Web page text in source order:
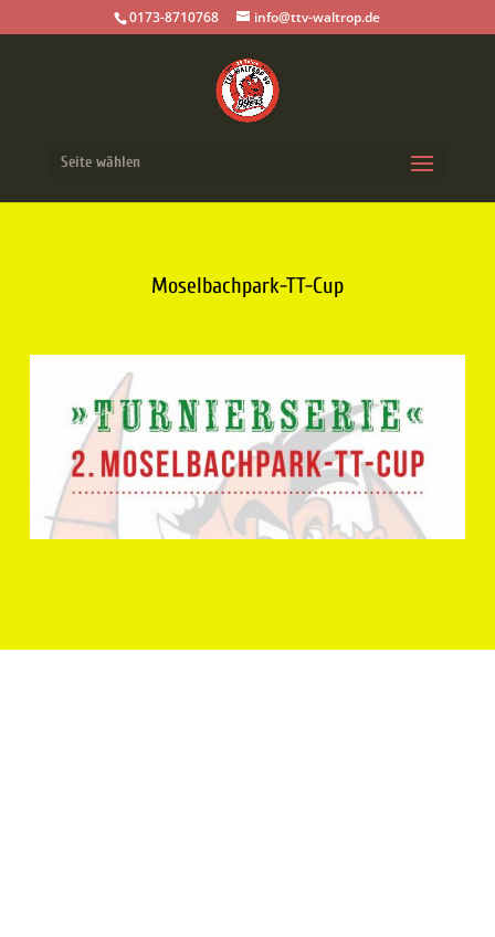
0173-8710768 info@ttv-waltrop.de
Seite wählen
Moselbachpark-TT-Cup